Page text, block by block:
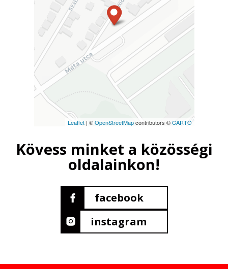
Leaflet| ©OpenStreetMapcontributors ©CARTO
Kövess minket a közösségi
oldalainkon!
facebook
instagram